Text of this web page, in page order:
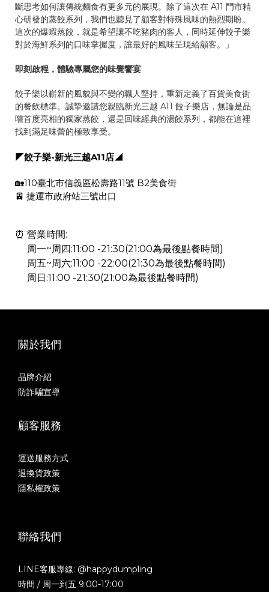
斷思考如何讓傳統麵食有更多元的展現。除了這次在 A11 門市精
心研發的蒸餃系列，我們也聽見了顧客對特殊風味的熱烈期盼。
這次的爆蝦蒸餃，就是希望讓不吃豬肉的客人，同時延伸餃子樂
對於海鮮系列的口味掌握度，讓最好的風味呈現給顧客。」
即刻啟程，體驗專屬您的味覺饗宴
餃子樂以嶄新的風貌與不變的職人堅持，重新定義了百貨美食街
的餐飲標準。誠摯邀請您親臨新光三越 A11 餃子樂店，無論是品
嚐首度亮相的獨家蒸餃，還是回味經典的湯餃系列，都能在這裡
找到滿足味蕾的極致享受。
◤餃子樂-新光三越A11店◢
🏡110臺北市信義區松壽路11號 B2美食街
🚈 捷運市政府站三號出口
⏰ 營業時間:
周一~周四:11:00 -21:30(21:00為最後點餐時間)
周五~周六:11:00 -22:00(21:30為最後點餐時間)
周日:11:00 -21:30(21:00為最後點餐時間)
關於我們
品牌介紹
防詐騙宣導
顧客服務
運送服務方式
退換貨政策
隱私權政策
聯絡我們
LINE客服專線: @happydumpling
時間 / 周一到五 9:00-17:00